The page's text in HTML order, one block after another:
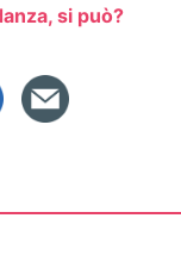
si può?